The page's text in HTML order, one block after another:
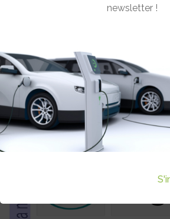
DÉVELOPPE EN CORSE
Rédigé par Philippe Schwoerer le 13 Août
0 commentaires
newsletter !